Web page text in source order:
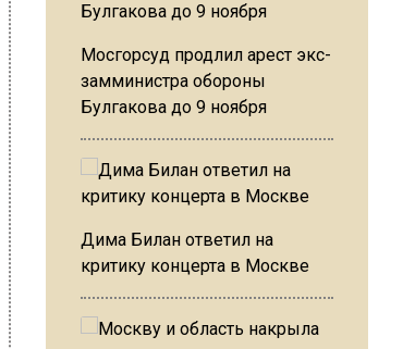
Мосгорсуд продлил арест экс-
замминистра обороны
Булгакова до 9 ноября
Дима Билан ответил на
критику концерта в Москве